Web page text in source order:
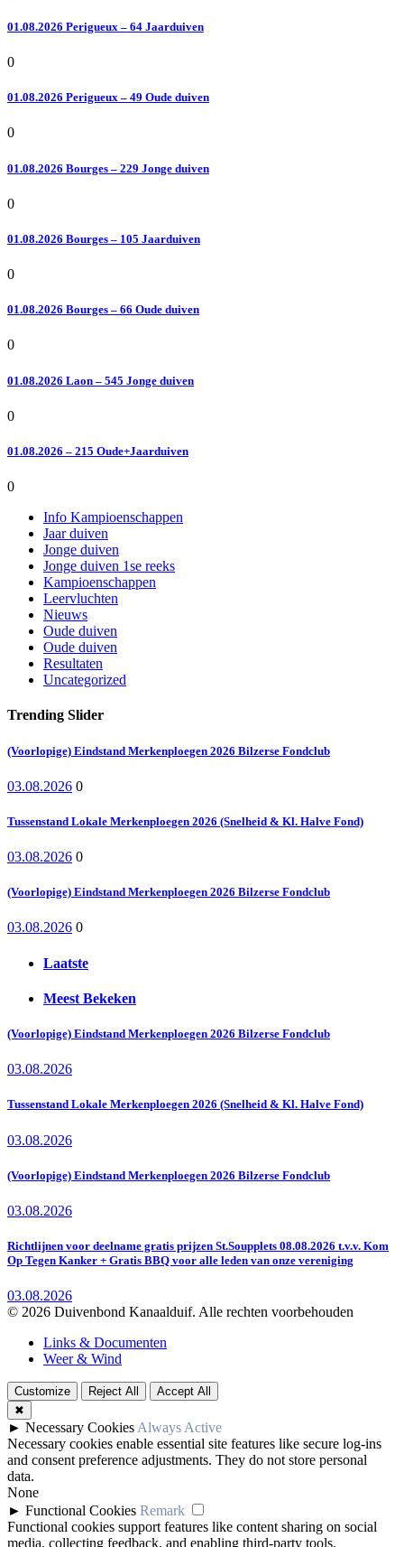
01.08.2026 Perigueux – 64 Jaarduiven
0
01.08.2026 Perigueux – 49 Oude duiven
0
01.08.2026 Bourges – 229 Jonge duiven
0
01.08.2026 Bourges – 105 Jaarduiven
0
01.08.2026 Bourges – 66 Oude duiven
0
01.08.2026 Laon – 545 Jonge duiven
0
01.08.2026 – 215 Oude+Jaarduiven
0
Info Kampioenschappen
Jaar duiven
Jonge duiven
Jonge duiven 1se reeks
Kampioenschappen
Leervluchten
Nieuws
Oude duiven
Oude duiven
Resultaten
Uncategorized
Trending Slider
(Voorlopige) Eindstand Merkenploegen 2026 Bilzerse Fondclub
03.08.2026 0
Tussenstand Lokale Merkenploegen 2026 (Snelheid & Kl. Halve Fond)
03.08.2026 0
(Voorlopige) Eindstand Merkenploegen 2026 Bilzerse Fondclub
03.08.2026 0
Laatste
Meest Bekeken
(Voorlopige) Eindstand Merkenploegen 2026 Bilzerse Fondclub
03.08.2026
Tussenstand Lokale Merkenploegen 2026 (Snelheid & Kl. Halve Fond)
03.08.2026
(Voorlopige) Eindstand Merkenploegen 2026 Bilzerse Fondclub
03.08.2026
Richtlijnen voor deelname gratis prijzen St.Soupplets 08.08.2026 t.v.v. Kom
Op Tegen Kanker + Gratis BBQ voor alle leden van onze vereniging
03.08.2026
© 2026 Duivenbond Kanaalduif. Alle rechten voorbehouden
Links & Documenten
Weer & Wind
Customize Reject All
Accept All
✖
► Necessary Cookies Always Active
Necessary cookies enable essential site features like secure log-ins
and consent preference adjustments. They do not store personal
data.
None
► Functional Cookies Remark
Functional cookies support features like content sharing on social
media, collecting feedback, and enabling third-party tools.